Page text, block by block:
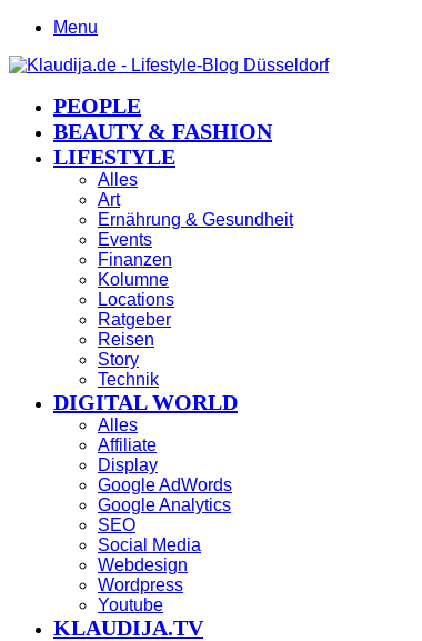
Menu
PEOPLE
BEAUTY & FASHION
LIFESTYLE
Alles
Art
Ernährung & Gesundheit
Events
Finanzen
Kolumne
Locations
Ratgeber
Reisen
Story
Technik
DIGITAL WORLD
Alles
Affiliate
Display
Google AdWords
Google Analytics
SEO
Social Media
Webdesign
Wordpress
Youtube
KLAUDIJA.TV